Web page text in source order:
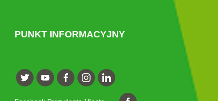
PUNKT INFORMACYJNY